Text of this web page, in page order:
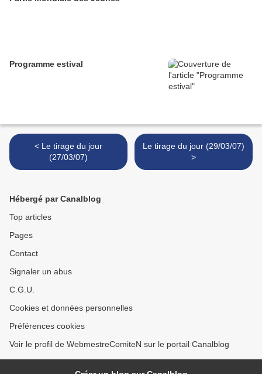
Programme estival
< Le tirage du jour
(27/03/07)
Le tirage du jour (29/03/07)
>
Hébergé par Canalblog
Top articles
Pages
Contact
Signaler un abus
C.G.U.
Cookies et données personnelles
Préférences cookies
Voir le profil de WebmestreComiteN sur le portail Canalblog